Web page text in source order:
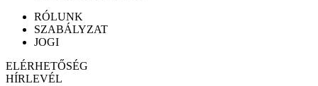
RÓLUNK
SZABÁLYZAT
JOGI
ELÉRHETŐSÉG
HÍRLEVÉL